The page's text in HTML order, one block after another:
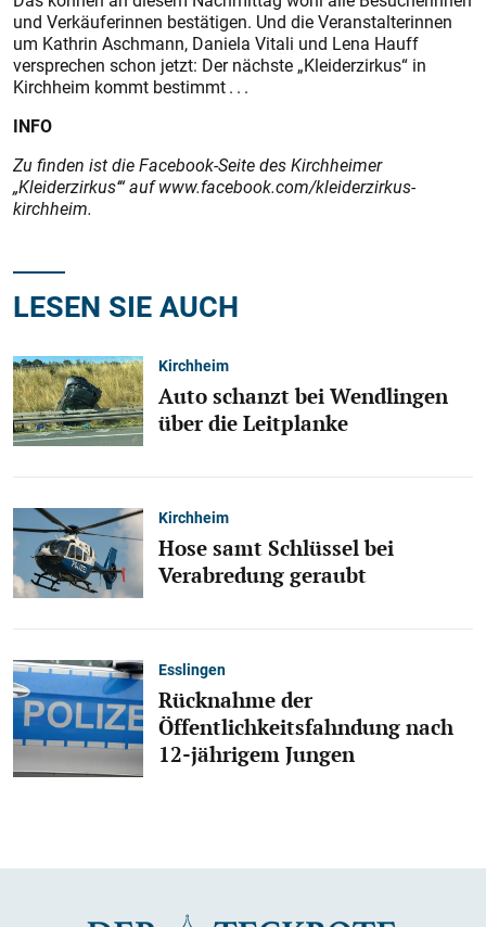
und Verkäuferinnen bestätigen. Und die Veranstalterinnen
um Kathrin Aschmann, Daniela Vitali und Lena Hauff
versprechen schon jetzt: Der nächste „Kleiderzirkus“ in
Kirchheim kommt bestimmt . . .
INFO
Zu finden ist die Facebook-Seite des Kirchheimer
„Kleiderzirkus‘“ auf www.facebook.com/kleiderzirkus-
kirchheim.
LESEN SIE AUCH
Kirchheim
Auto schanzt bei Wendlingen
über die Leitplanke
Kirchheim
Hose samt Schlüssel bei
Verabredung geraubt
Esslingen
Rücknahme der
Öffentlichkeitsfahndung nach
12-jährigem Jungen